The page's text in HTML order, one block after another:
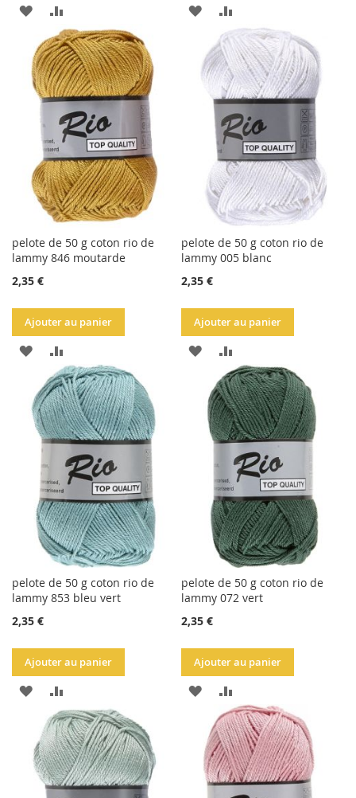
AJOUTER
LA
LISTE
D'ACHATS
AU
COMPARATEUR
AJOUTER
LA
LISTE
D'ACHATS
AU
COMPARATEUR
pelote de 50 g coton rio de
lammy 846 moutarde
2,35 €
Ajouter au panier
AJOUTER
LA
LISTE
D'ACHATS
AU
COMPARATEUR
pelote de 50 g coton rio de
lammy 005 blanc
2,35 €
Ajouter au panier
AJOUTER
LA
LISTE
D'ACHATS
AU
COMPARATEUR
pelote de 50 g coton rio de
lammy 853 bleu vert
2,35 €
Ajouter au panier
AJOUTER
LA
LISTE
AU
COMPARATEUR
pelote de 50 g coton rio de
lammy 072 vert
2,35 €
Ajouter au panier
AJOUTER
LA
LISTE
AU
COMPARATEUR